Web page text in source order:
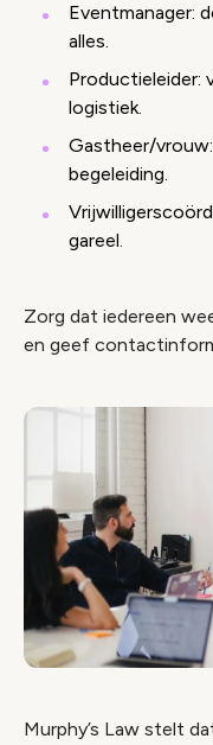
Eventmanager:
alles.
Productieleider:
logistiek.
Gastheer/
begeleiding.
gareel.
Zorg dat iedereen
en geef
Murphy’s Law stelt